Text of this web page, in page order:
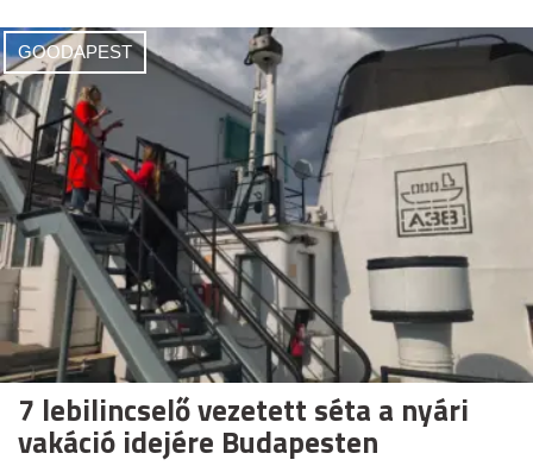
GOODAPEST
7 lebilincselő vezetett séta a nyári
vakáció idejére Budapesten